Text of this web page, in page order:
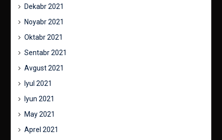
Dekabr 2021
Noyabr 2021
Oktabr 2021
Sentabr 2021
Avgust 2021
Iyul 2021
Iyun 2021
May 2021
Aprel 2021